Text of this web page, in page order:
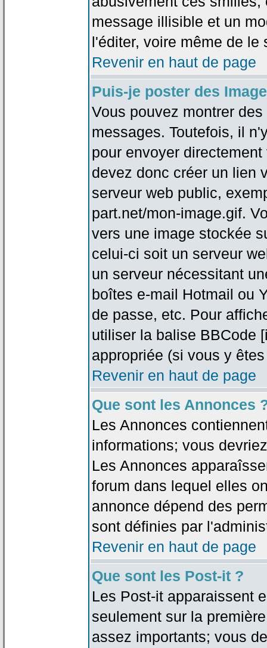
message illisible et un
l'éditer, voire même de le
Revenir en haut de page
Puis-je poster des
Vous pouvez montrer
messages. Toutefois, il
pour envoyer
devez donc créer un lien
serveur web public,
part.net/mon-image.gif.
vers une image stockée
celui-ci soit un serveur
un serveur nécessitant
boîtes e-mail Hotmail ou
de passe, etc. Pour
utiliser la balise BBCode
appropriée (si vous y
Revenir en haut de page
Que sont les Annonces
Les Annonces
informations; vous
Les Annonces
forum dans lequel elles
annonce dépend des
sont définies par
Revenir en haut de page
Que sont les Post-it ?
Les Post-it apparaissent
seulement sur la
assez importants; vous